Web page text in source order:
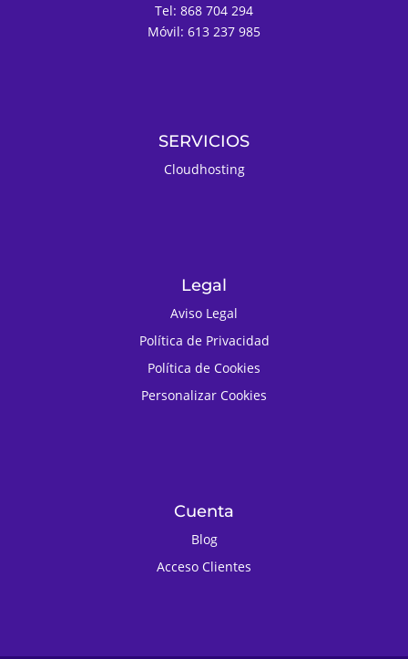
Tel: 868 704 294
Móvil: 613 237 985
SERVICIOS
Cloudhosting
Legal
Aviso Legal
Política de Privacidad
Política de Cookies
Personalizar Cookies
Cuenta
Blog
Acceso Clientes